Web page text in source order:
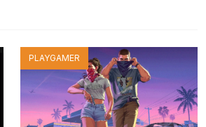
PLAYGAMER